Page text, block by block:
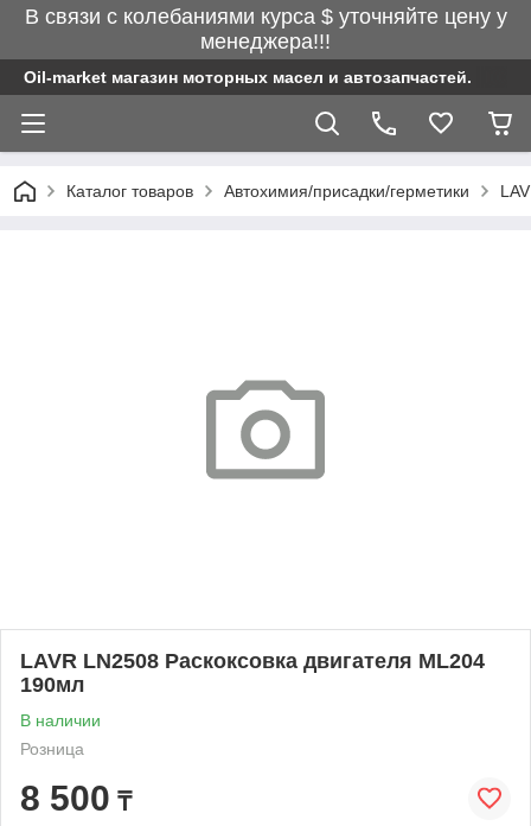
В связи с колебаниями курса $ уточняйте цену у
менеджера!!!
Oil-market магазин моторных масел и автозапчастей.
Каталог товаров Автохимия/присадки/герметики
LAVR LN2508 Раскоксовка двигателя ML204
190мл
В наличии
Розница
8 500 ₸